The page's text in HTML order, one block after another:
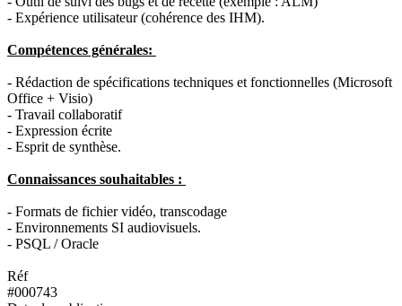
- Expérience utilisateur (cohérence des IHM).
Compétences générales:
- Rédaction de spécifications techniques et fonctionnelles (Microsoft
Office + Visio)
- Travail collaboratif
- Expression écrite
- Esprit de synthèse.
Connaissances souhaitables :
- Formats de fichier vidéo, transcodage
- Environnements SI audiovisuels.
- PSQL / Oracle
Réf
#000743